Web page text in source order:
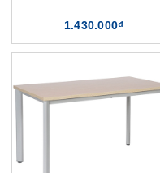
1.430.000₫